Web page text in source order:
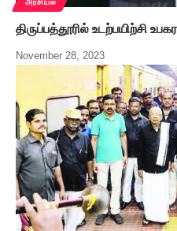
அரசியல்
திருப்பத்தூரில் உடற்பயிற்சி
November 28, 2023